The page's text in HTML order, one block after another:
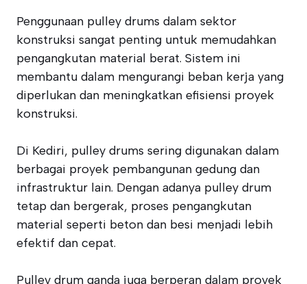
Penggunaan pulley drums dalam sektor
konstruksi sangat penting untuk memudahkan
pengangkutan material berat. Sistem ini
membantu dalam mengurangi beban kerja yang
diperlukan dan meningkatkan efisiensi proyek
konstruksi.
Di Kediri, pulley drums sering digunakan dalam
berbagai proyek pembangunan gedung dan
infrastruktur lain. Dengan adanya pulley drum
tetap dan bergerak, proses pengangkutan
material seperti beton dan besi menjadi lebih
efektif dan cepat.
Pulley drum ganda juga berperan dalam proyek